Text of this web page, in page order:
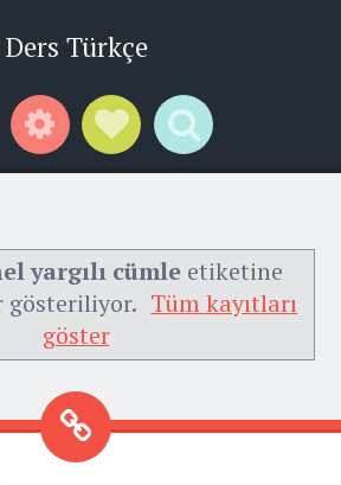
Ders Türkçe
WidgetsSocial Links
Search
yargılı cümle etiketine
gösteriliyor. Tüm kayıtları
göster